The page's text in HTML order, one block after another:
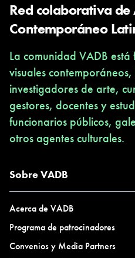
Red colaborativa de
Contemporáneo
La comunidad VADB
visuales
investigadores de arte,
gestores, docentes y
funcionarios públicos,
otros agentes culturales.
Sobre VADB
Acerca de VADB
Programa de patrocinadores
Convenios y Media Partners